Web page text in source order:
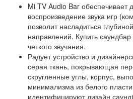
Mi TV Audio Bar обеспечивает
воспроизведение звука игр
позволит насладиться
направлений. Купить
четкого звучания.
Радует устройство и
серая ткань, покрывающая
скругленные углы, корпус,
минимализма из белого
идентифицируют дизайн